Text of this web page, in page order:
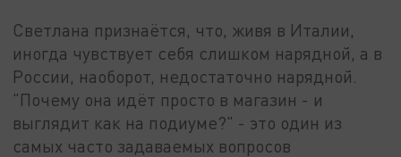
Светлана признаётся, что, живя в Италии,
иногда чувствует себя слишком нарядной, а в
России, наоборот, недостаточно нарядной.
"Почему она идёт просто в магазин - и
выглядит как на подиуме?" - это один из
самых часто задаваемых вопросов